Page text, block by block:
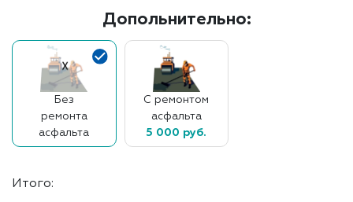
Допольнительно:
Без
ремонта
асфальта
С ремонтом
асфальта
5 000 руб.
Итого: